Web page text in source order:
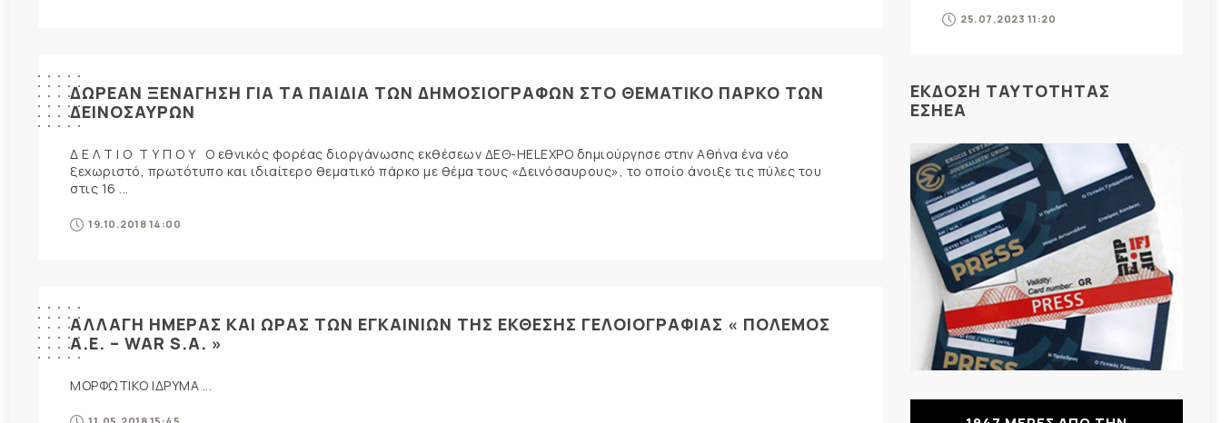
ΔΩΡΕΑΝ ΞΕΝΑΓΗΣΗ ΓΙΑ ΤΑ ΠΑΙΔΙΑ ΤΩΝ ΔΗΜΟΣΙΟΓΡΑΦΩΝ ΣΤΟ ΘΕΜΑΤΙΚΟ ΠΑΡΚΟ ΤΩΝ
ΔΕΙΝΟΣΑΥΡΩΝ
Δ Ε Λ Τ Ι Ο Τ Υ Π Ο Υ O εθνικός φορέας διοργάνωσης εκθέσεων ΔΕΘ-HELEXPO δημιούργησε στην Αθήνα ένα νέο
ξεχωριστό, πρωτότυπο και ιδιαίτερο θεματικό πάρκο με θέμα τους «Δεινόσαυρους», το οποίο άνοιξε τις πύλες του
στις 16 ...
19.10.2018 14:00
ΑΛΛΑΓΗ ΗΜΕΡΑΣ ΚΑΙ ΩΡΑΣ ΤΩΝ ΕΓΚΑΙΝΙΩΝ ΤΗΣ ΕΚΘΕΣΗΣ ΓΕΛΟΙΟΓΡΑΦΙΑΣ « ΠΟΛΕΜΟΣ
Α.Ε. – WAR S.A. »
ΜΟΡΦΩΤΙΚΟ ΙΔΡΥΜΑ ...
25.07.2023 11:20
ΕΚΔΟΣΗ ΤΑΥΤΟΤΗΤΑΣ
ΕΣΗΕΑ